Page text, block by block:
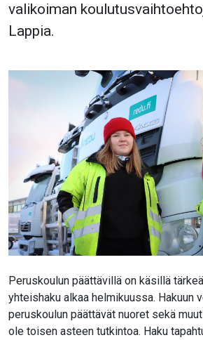
valikoiman
Lappia.
Peruskoulun päättävillä on käsillä
yhteishaku alkaa helmikuussa. Hakuun
peruskoulun päättävät nuoret sekä
ole toisen asteen tutkintoa. Haku